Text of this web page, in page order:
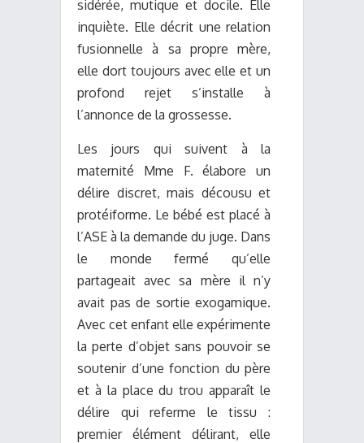
sidérée, mutique et docile. Elle
inquiète. Elle décrit une relation
fusionnelle à sa propre mère,
elle dort toujours avec elle et un
profond rejet s’installe à
l’annonce de la grossesse.
Les jours qui suivent à la
maternité Mme F. élabore un
délire discret, mais décousu et
protéiforme. Le bébé est placé à
l’ASE à la demande du juge. Dans
le monde fermé qu’elle
partageait avec sa mère il n’y
avait pas de sortie exogamique.
Avec cet enfant elle expérimente
la perte d’objet sans pouvoir se
soutenir d’une fonction du père
et à la place du trou apparaît le
délire qui referme le tissu :
premier élément délirant, elle